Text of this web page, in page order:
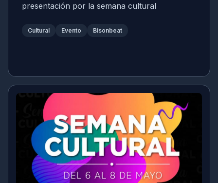
presentación por la semana cultural
Cultural Evento Bisonbeat